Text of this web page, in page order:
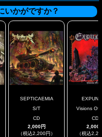
いかがですか？
SEPTICAEMIA
S/T
CD
2,000円
（税込2,200円）
Visions Of
CD
2,000
（税込